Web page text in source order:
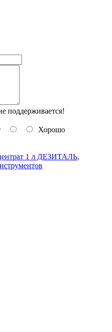
поддерживается!
Хорошо
1 л ДЕЗИТАЛЬ,